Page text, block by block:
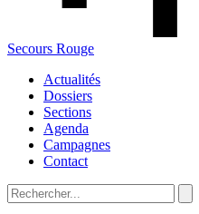
Secours Rouge
Actualités
Dossiers
Sections
Agenda
Campagnes
Contact